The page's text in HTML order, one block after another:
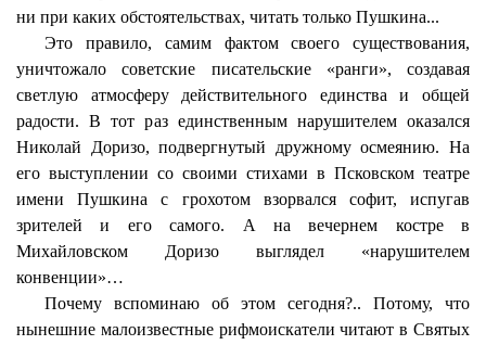
ни при каких обстоятельствах, читать только Пушкина...
Это правило, самим фактом своего существования,
уничтожало советские писательские «ранги», создавая
светлую атмосферу действительного единства и общей
радости. В тот раз единственным нарушителем оказался
Николай Доризо, подвергнутый дружному осмеянию. На
его выступлении со своими стихами в Псковском театре
имени Пушкина с грохотом взорвался софит, испугав
зрителей и его самого. А на вечернем костре в
Михайловском Доризо выглядел «нарушителем
конвенции»…
Почему вспоминаю об этом сегодня?.. Потому, что
нынешние малоизвестные рифмоискатели читают в Святых